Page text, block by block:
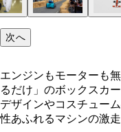
次へ
エンジンもモーターも
るだけ」のボックスカ
デザインやコスチュー
性あふれるマシンの激